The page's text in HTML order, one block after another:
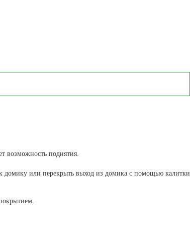
возможность поднятия.
домику или перекрыть выход из домика с помощью калитки